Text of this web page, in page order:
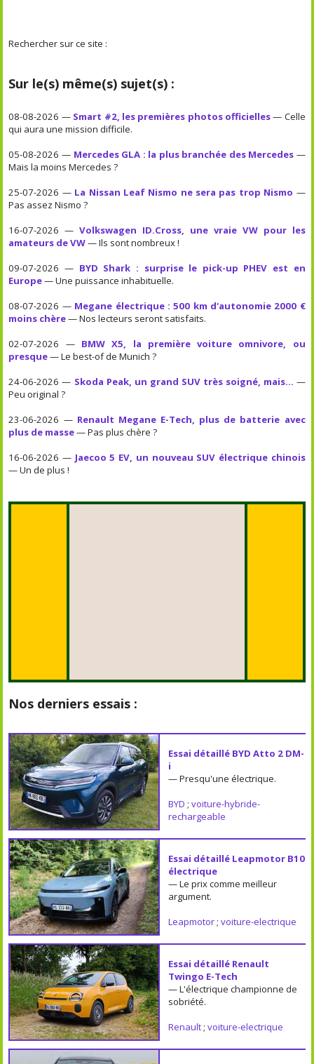
Rechercher sur ce site :
Sur le(s) même(s) sujet(s) :
08-08-2026 — Smart #2, les premières photos officielles— Celle
qui aura une mission difficile.
05-08-2026 — Mercedes GLA : la plus branchée des Mercedes —
Mais la moins Mercedes ?
25-07-2026 — La Nissan Leaf Nismo ne sera pas trop Nismo —
Pas assez Nismo ?
16-07-2026 —Volkswagen ID.Cross, une vraie VW pour les
amateurs de VW— Ils sont nombreux !
09-07-2026 — BYD Shark : surprise le pick-up PHEV est en
Europe— Une puissance inhabituelle.
08-07-2026 — Megane électrique : 500 km d'autonomie 2000 €
moins chère— Nos lecteurs seront satisfaits.
02-07-2026 — BMW X5, la première voiture omnivore, ou
presque— Le best-of de Munich ?
24-06-2026 — Skoda Peak, un grand SUV très soigné, mais... —
Peu original ?
23-06-2026 — Renault Megane E-Tech, plus de batterie avec
plus de masse— Pas plus chère ?
16-06-2026 — Jaecoo 5 EV, un nouveau SUV électrique chinois
— Un de plus !
Nos derniers essais :
Essai détaillé BYD Atto 2 DM-
i
— Presqu'une électrique.
BYD ; voiture-hybride-
rechargeable
Essai détaillé Leapmotor B10
électrique
— Le prix comme meilleur
argument.
Leapmotor; voiture-electrique
Essai détaillé Renault
Twingo E-Tech
— L'électrique championne de
sobriété.
Renault; voiture-electrique